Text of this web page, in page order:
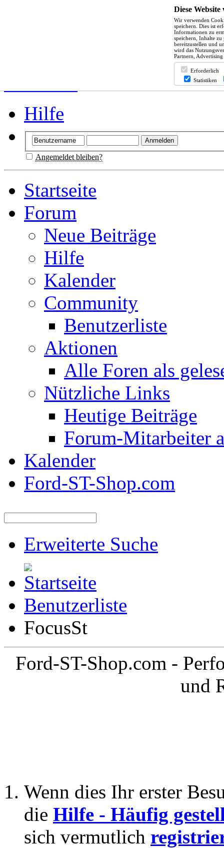
Hilfe
Angemeldet bleiben?
Startseite
Forum
Neue Beiträge
Hilfe
Kalender
Community
Benutzerliste
Aktionen
Alle Foren als
Nützliche Links
Heutige Beiträge
Forum-Mitarbeiter
Kalender
Ford-ST-Shop.com
Erweiterte Suche
Benutzerliste
FocusSt
Ford-ST-Shop.com -
und
Wenn dies Ihr erster
die Hilfe - Häufig
sich vermutlich
Diese
Wir verwenden
speichern. Dies ist
Informationen zu
speichern, Inhalte
bereitzustellen und
wird das
Partnern,
Erforderlich
Statistiken